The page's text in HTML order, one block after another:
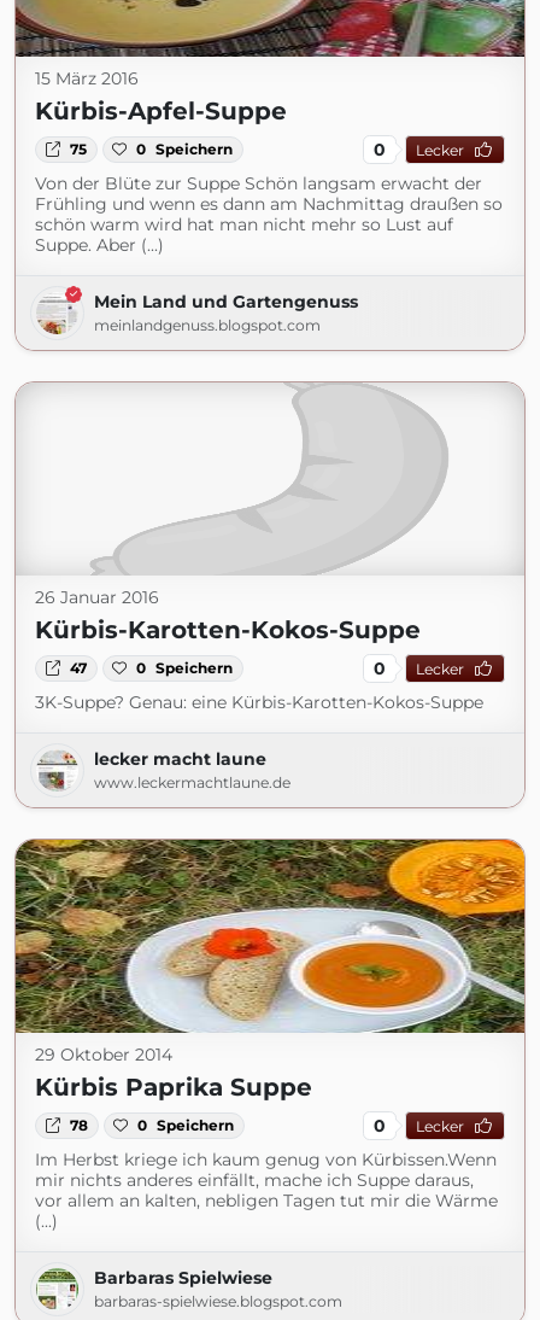
15 März 2016
Kürbis-Apfel-Suppe
75 0 Speichern 0 Lecker
Von der Blüte zur Suppe Schön langsam erwacht der
Frühling und wenn es dann am Nachmittag draußen so
schön warm wird hat man nicht mehr so Lust auf
Suppe. Aber (...)
Mein Land und Gartengenuss
meinlandgenuss.blogspot.com
26 Januar 2016
Kürbis-Karotten-Kokos-Suppe
47 0 Speichern 0 Lecker
3K-Suppe? Genau: eine Kürbis-Karotten-Kokos-Suppe
lecker macht laune
www.leckermachtlaune.de
29 Oktober 2014
Kürbis Paprika Suppe
78 0 Speichern 0 Lecker
Im Herbst kriege ich kaum genug von Kürbissen.Wenn
mir nichts anderes einfällt, mache ich Suppe daraus,
vor allem an kalten, nebligen Tagen tut mir die Wärme
(...)
Barbaras Spielwiese
barbaras-spielwiese.blogspot.com